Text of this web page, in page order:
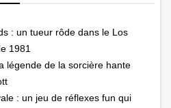
: un tueur rôde dans le Los
1981
légende de la sorcière hante
: un jeu de réflexes fun qui